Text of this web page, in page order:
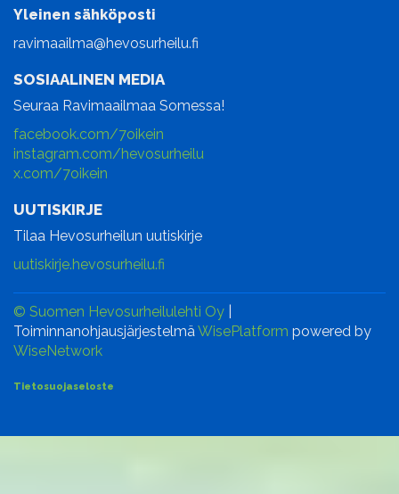
Yleinen sähköposti
ravimaailma@hevosurheilu.fi
SOSIAALINEN MEDIA
Seuraa Ravimaailmaa Somessa!
facebook.com/7oikein
instagram.com/hevosurheilu
x.com/7oikein
UUTISKIRJE
Tilaa Hevosurheilun uutiskirje
uutiskirje.hevosurheilu.fi
© Suomen Hevosurheilulehti Oy
ToiminnanohjausjärjestelmäWisePlatform powered by
WiseNetwork
Tietosuojaseloste